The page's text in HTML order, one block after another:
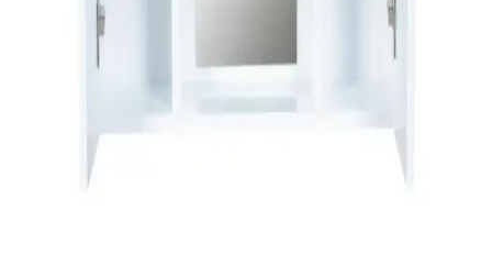
Estetiği Bir Arada Sunan Çeşitler
Zara Home’un banyo paspasları, çeşitli malzeme ve tasarımlarla
modellerle banyolarınızı güvenli ve şık hale getirin.
İnce Uzun Raflı Dolaplar: Modern Tasarım ve
Fonksiyonellik Bir Arada